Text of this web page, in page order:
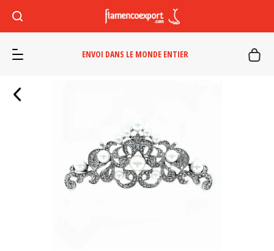
ENVOI DANS LE MONDE ENTIER